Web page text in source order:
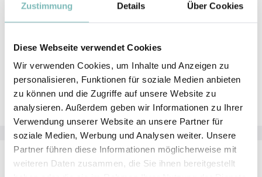
Zustimmung Details Über Cookies
Diese Webseite verwendet Cookies
Wir verwenden Cookies, um Inhalte und Anzeigen zu
personalisieren, Funktionen für soziale Medien anbieten
zu können und die Zugriffe auf unsere Website zu
analysieren. Außerdem geben wir Informationen zu Ihrer
Verwendung unserer Website an unsere Partner für
soziale Medien, Werbung und Analysen weiter. Unsere
Partner führen diese Informationen möglicherweise mit
weiteren Daten zusammen, die Sie ihnen bereitgestellt
eye smudger brush 38
smokey eye brush 42
eye angled brush 32
all over brush 50
Aktivstoffe